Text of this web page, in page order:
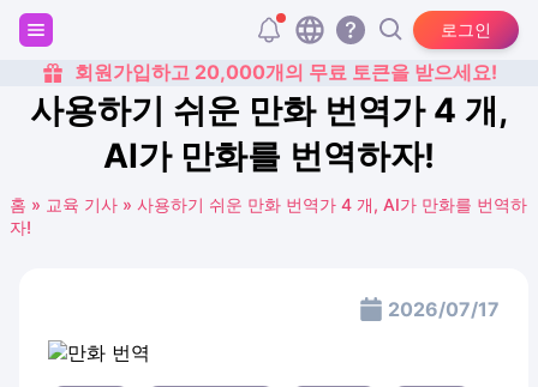
로그인
회원가입하고 20,000개의 무료 토큰을 받으세요!
사용하기 쉬운 만화 번역가 4 개,
AI가 만화를 번역하자!
홈 » 교육 기사 » 사용하기 쉬운 만화 번역가 4 개, AI가 만화를 번역하
자!
2026/07/17